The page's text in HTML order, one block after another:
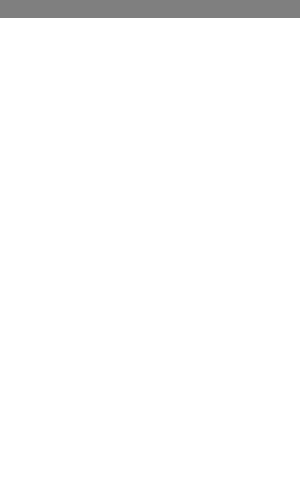
öppnas i nytt fönster.